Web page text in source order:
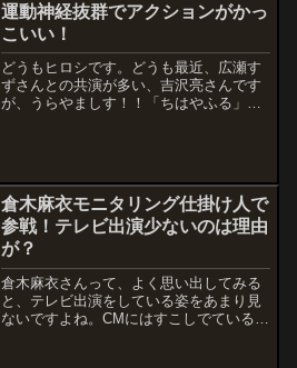
運動神経抜群でアクションがかっ
こいい！
どうもヒロシです。どうも最近、広瀬す
ずさんとの共演が多い、吉沢亮さんです
が、うらやましす！！「ちはやふる」と
2019年4月...
倉木麻衣モニタリング仕掛け人で
参戦！テレビ出演少ないのは理由
が？
倉木麻衣さんって、よく思い出してみる
と、テレビ出演をしている姿をあまり見
ないですよね。CMにはすこしでているも